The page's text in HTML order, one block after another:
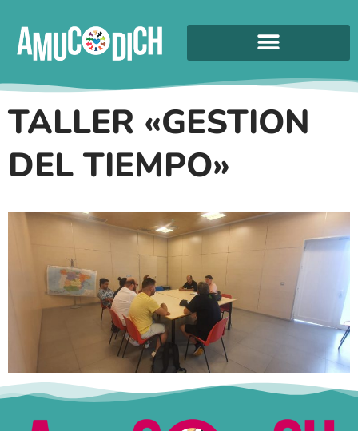
TALLER «GESTION
DEL TIEMPO»